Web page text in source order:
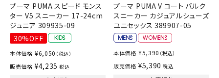
プーマ PUMA スピード モンス
ター V5 スニーカー 17-24cm
ジュニア 309935-09
30%OFF
本体価格 ¥6,050 （税込）
販売価格 ¥4,235 税込
プーマ PUMA V コート バルク
スニーカー カジュアルシューズ
ユニセックス 389907-05
本体価格 ¥5,390 （税込）
販売価格 ¥5,390 税込